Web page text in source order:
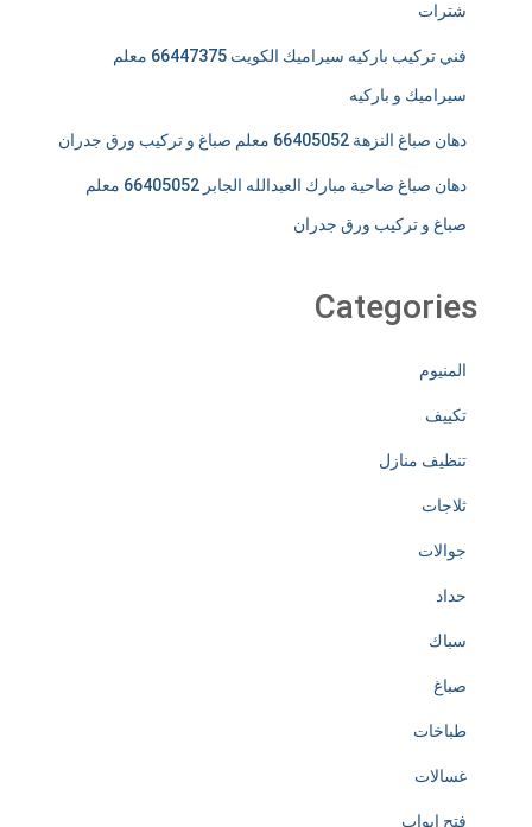
شترات
فني تركيب باركيه سيراميك الكويت 66447375 معلم
سيراميك و باركيه
دهان صباغ النزهة 66405052 معلم صباغ و تركيب ورق جدران
دهان صباغ ضاحية مبارك العبدالله الجابر 66405052 معلم
صباغ و تركيب ورق جدران
Categories
المنيوم
تكييف
تنظيف منازل
ثلاجات
جوالات
حداد
سباك
صباغ
طباخات
غسالات
فتح ابواب